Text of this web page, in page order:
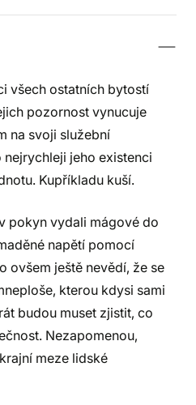
všech ostatních bytostí
pozornost vynucuje
na svoji služební
nejrychleji jeho existenci
Kupříkladu kuší.
pokyn vydali mágové do
napětí pomocí
ovšem ještě nevědí, že se
kterou kdysi sami
budou muset zjistit, co
Nezapomenou,
meze lidské